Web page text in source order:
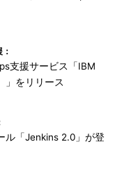
支援サービス「IBM
」をリリース
ル「Jenkins 2.0」が登